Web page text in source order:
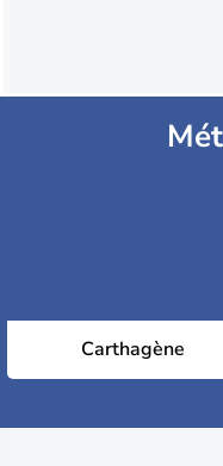
Carthagène